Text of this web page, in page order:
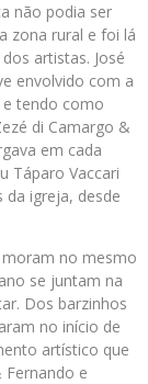
não podia ser
zona rural e foi lá
artistas. José
envolvido com a
e tendo como
di Camargo &
em cada
Táparo Vaccari
da igreja, desde
moram no mesmo
se juntam na
Dos barzinhos
no início de
artístico que
e